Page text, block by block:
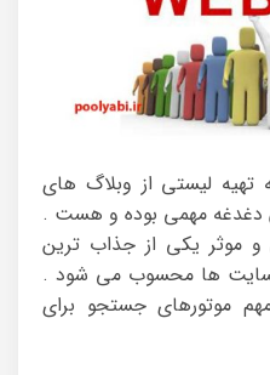
تهیه لیستی از وبلاگ های
دغدغه مهمی بوده و هست .
موثر یکی از جذاب ترین
ها محسوب می شود .
موتورهای جستجو برای